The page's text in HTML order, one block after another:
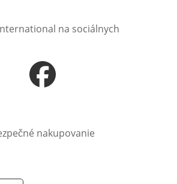
na sociálnych
Otvorí sa vnovom okne
nakupovanie